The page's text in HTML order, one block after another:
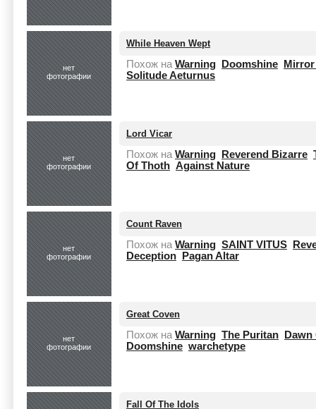
нет
фотографии
While Heaven Wept
Похож на Warning Doomshine
Solitude Aeturnus
нет
фотографии
Lord Vicar
Похож на Warning Reverend Bizarre
Of Thoth Against Nature
нет
фотографии
Count Raven
Похож на Warning SAINT VITUS
Deception
Pagan Altar
нет
фотографии
Great Coven
Похож на Warning The Puritan
Doomshine warchetype
Fall Of The Idols